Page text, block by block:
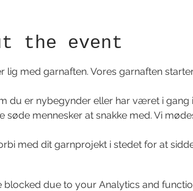
the event
lig med garnaften. Vores garnaften
du er nybegynder eller har været i gang
søde mennesker at snakke med. Vi
med dit garnprojekt i stedet for at
blocked due to your Analytics and